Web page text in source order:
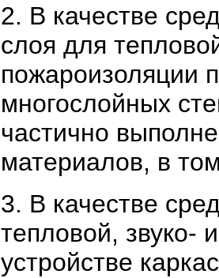
2. В качестве
слоя для
пожароизоляции
многослойных
частично
материалов, в
3. В качестве
тепловой, звуко-
устройстве